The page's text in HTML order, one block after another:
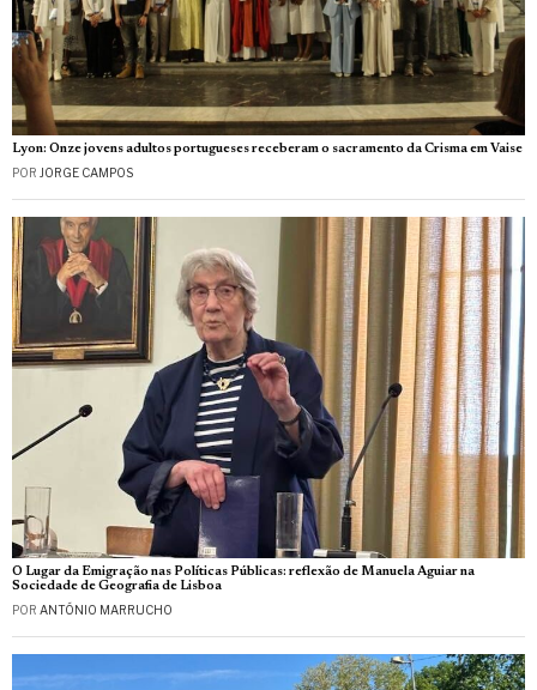
Lyon: Onze jovens adultos portugueses receberam o sacramento da Crisma em Vaise
POR JORGE CAMPOS
O Lugar da Emigração nas Políticas Públicas: reflexão de Manuela Aguiar na
Sociedade de Geografia de Lisboa
POR ANTÓNIO MARRUCHO